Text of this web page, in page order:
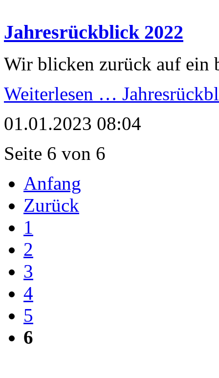
Jahresrückblick 2022
Wir blicken zurück auf ein
Weiterlesen …
01.01.2023 08:04
Seite 6 von 6
Anfang
Zurück
1
2
3
4
5
6